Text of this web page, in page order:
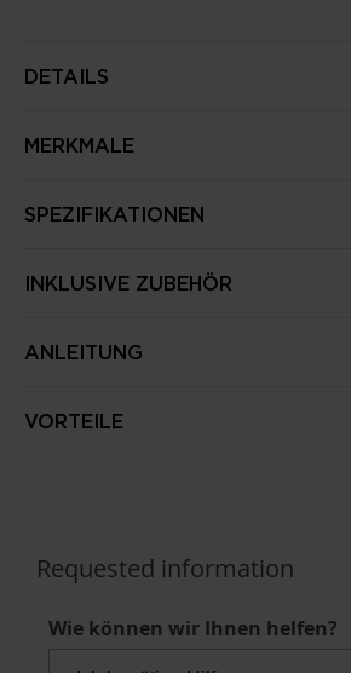
DETAILS
MERKMALE
SPEZIFIKATIONEN
INKLUSIVE ZUBEHÖR
ANLEITUNG
VORTEILE
Requested information
Wie können wir Ihnen helfen?